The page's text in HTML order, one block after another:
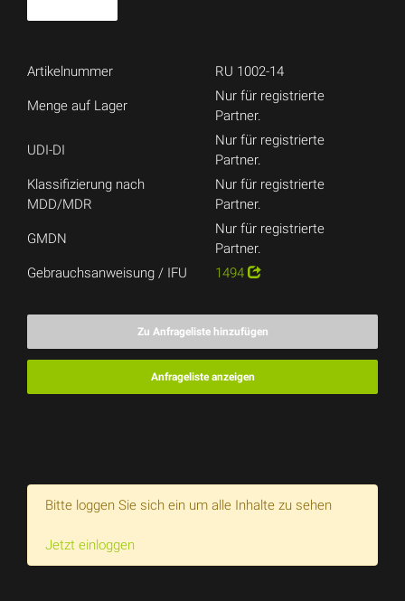
Artikelnummer RU 1002-14
Menge auf Lager
Nur für registrierte
Partner.
UDI-DI
Nur für registrierte
Partner.
Klassifizierung nach
MDD/MDR
Nur für registrierte
Partner.
GMDN
Nur für registrierte
Partner.
Gebrauchsanweisung / IFU
1494
Zu Anfrageliste hinzufügen
Anfrageliste anzeigen
Bitte loggen Sie sich ein um alle Inhalte zu sehen
Jetzt einloggen